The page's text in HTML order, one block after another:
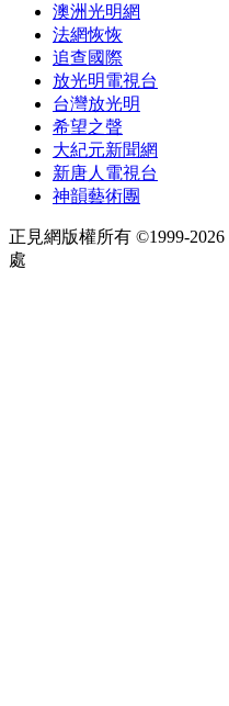
澳洲光明網
法網恢恢
追查國際
放光明電視台
台灣放光明
希望之聲
大紀元新聞網
新唐人電視台
神韻藝術團
正見網版權所有 ©1999-
處